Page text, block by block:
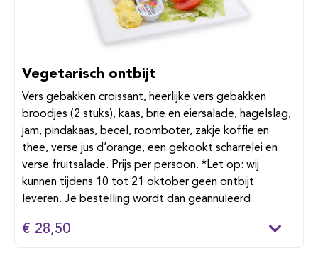
Vegetarisch ontbijt
Vers gebakken croissant, heerlijke vers gebakken
broodjes (2 stuks), kaas, brie en eiersalade, hagelslag,
jam, pindakaas, becel, roomboter, zakje koffie en
thee, verse jus d’orange, een gekookt scharrelei en
verse fruitsalade. Prijs per persoon. *Let op: wij
kunnen tijdens 10 tot 21 oktober geen ontbijt
leveren. Je bestelling wordt dan geannuleerd
€ 28,50